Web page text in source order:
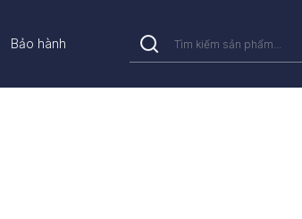
Bảo hành